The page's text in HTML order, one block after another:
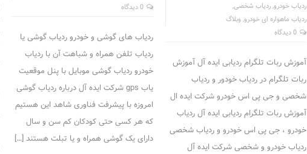
ردیاب خودرو,ردیاب شخصی,
ردیاب ماهواره ای خودرو, وبلاگ
0 دیدگاه
آموزش ربات تلگرام ردیابی ایده آل آموزش
ربات تلگرام در ردیاب خودور و ردیاب
شخصی و جی پی اس خودرو شرکت ایده ال
آموزش ربات تلگرام ردیابی ایده آل ردیاب
خودرو ، جی پی اس خودرو و ردیاب شخصی
ردیاب خودرو و شخصی شرکت ایده آل
0 دیدگاه
ردیاب های گوشی و خودرو ردیاب گوشی یا
ردیاب تلفن همراه و شباهت آن با ردیاب
خودرو ردیاب گوشی موبایل با پنل موقعیت
یاب gps شرکت ایده آل درباره ردیاب گوشی
امروزه با پیشرفت فناوری شاهد این هستیم
که هر کسی حتی کودکان کم سن و سال
دارای یک گوشی همراه و یا تبلت هستند […]